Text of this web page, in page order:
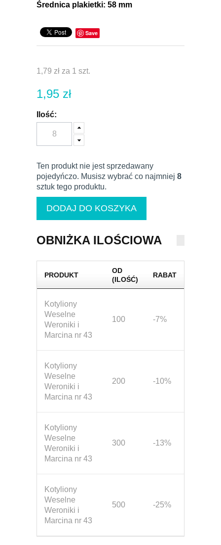
Średnica plakietki: 58 mm
Save
1,79 zł za 1 szt.
1,95 zł
Ilość:
Ten produkt nie jest sprzedawany
pojedyńczo. Musisz wybrać co najmniej 8
sztuk tego produktu.
OBNIŻKA ILOŚCIOWA
PRODUKT
OD
(ILOŚĆ)
RABAT
Kotyliony
Weselne
Weroniki i
Marcina nr 43
100 -7%
Kotyliony
Weselne
Weroniki i
Marcina nr 43
200 -10%
Kotyliony
Weselne
Weroniki i
Marcina nr 43
300 -13%
Kotyliony
Weselne
Weroniki i
Marcina nr 43
500 -25%